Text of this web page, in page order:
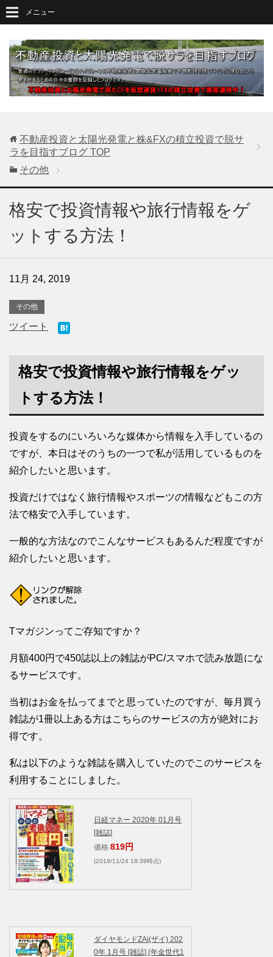
メニュー
不動産投資と太陽光発電と株&FXの積立投資で脱サ
ラを目指すブログ TOP
その他
格安で投資情報や旅行情報をゲ
ットする方法！
11月 24, 2019
その他
ツイート
格安で投資情報や旅行情報をゲッ
トする方法！
投資をするのにいろいろな媒体から情報を入手しているの
ですが、本日はそのうちの一つで私が活用しているものを
紹介したいと思います。
投資だけではなく旅行情報やスポーツの情報などもこの方
法で格安で入手しています。
一般的な方法なのでこんなサービスもあるんだ程度ですが
紹介したいと思います。
Tマガジンってご存知ですか？
月額400円で450誌以上の雑誌がPC/スマホで読み放題にな
るサービスです。
当初はお金を払ってまでと思っていたのですが、毎月買う
雑誌が1冊以上ある方はこちらのサービスの方が絶対にお
得です。
私は以下のような雑誌を購入していたのでこのサービスを
利用することにしました。
日経マネー 2020年 01月号
[雑誌]
価格:819円
(2019/11/24 18:39時点)
ダイヤモンドZAi(ザイ) 202
0年 1月号 [雑誌] (年金世代1